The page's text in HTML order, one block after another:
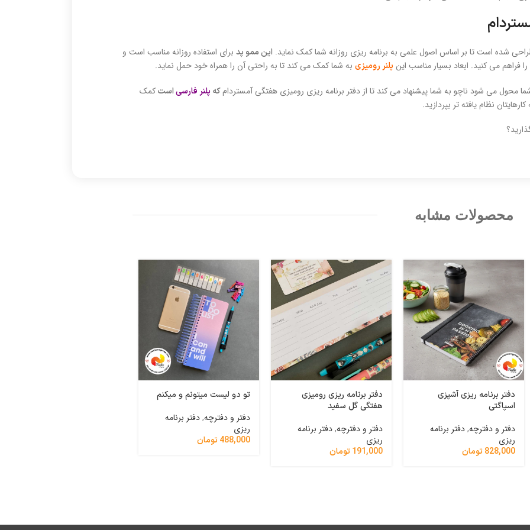
شده است تا بر اساس اصول علمی به برنامه ریزی روزانه شما کمک نماید. این ممو پد برای استفاده روزانه مناسب است و
پلنر رومیزی به شما کمک می کند تا به راحتی آن را همراه خود حمل نماید.
می شود ناچو به شما پیشنهاد می کند تا از دفتر برنامه ریزی رومیزی هفتگی آمستردامکه پلنر فارسیاستکمک
نظام یافته تر بپردازید.
محصولات مشابه
دفتر برنامه ریزی آشپزی
اسپاگتی
دفتر و دفترچه,دفتر برنامه
ریزی
828,000تومان
دفتر برنامه ریزی رومیزی
هفتگی گل سفید
دفتر و دفترچه,دفتر برنامه
ریزی
191,000تومان
تو دو لیست میتونم و میکنم
دفتر و دفترچه,دفتر برنامه
ریزی
488,000تومان